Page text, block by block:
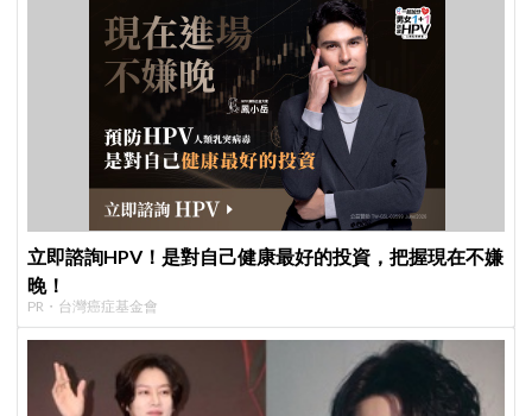
立即諮詢HPV！是對自己健康最好的投資，把握現在不嫌
晚！
PR・台灣癌症基金會